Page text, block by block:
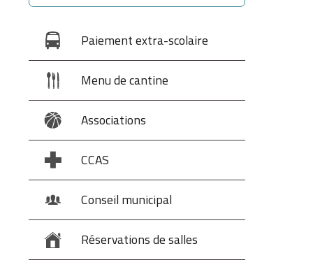
Paiement extra-scolaire
Menu de cantine
Associations
CCAS
Conseil municipal
Réservations de salles